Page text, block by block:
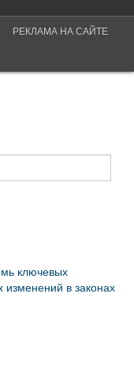
РЕКЛАМА НА САЙТЕ
ключевых
в законах